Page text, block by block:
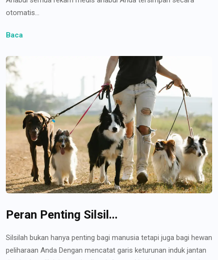
otomatis...
Baca
Peran Penting Silsil...
Silsilah bukan hanya penting bagi manusia tetapi juga bagi hewan
peliharaan Anda Dengan mencatat garis keturunan induk jantan